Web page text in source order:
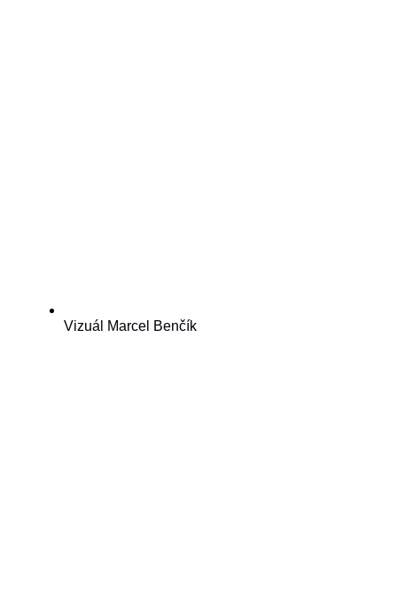
Vizuál Marcel Benčík